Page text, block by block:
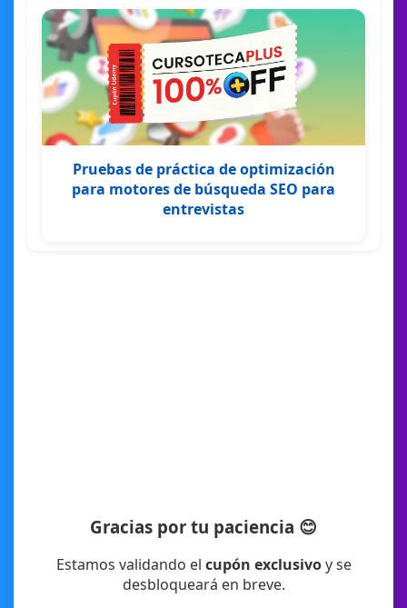
Pruebas de práctica de optimización
para motores de búsqueda SEO para
entrevistas
Gracias por tu paciencia 😊
Estamos validando el cupón exclusivoy se
desbloqueará en breve.